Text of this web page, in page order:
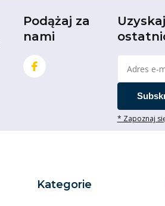
Podążaj za
nami
* Zapoznaj
Kategorie